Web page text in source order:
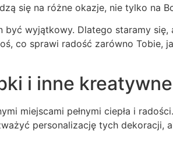
się na różne okazje, nie tylko na
wyjątkowy. Dlatego staramy
co sprawi radość zarówno Tobie,
i inne kreatywne
miejscami pełnymi ciepła i
personalizację tych dekoracji,